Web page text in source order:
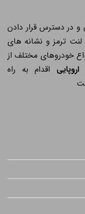
دسترس قرار دادن
ترمز و نشانه های
خودروهای مختلف از
اقدام به راه